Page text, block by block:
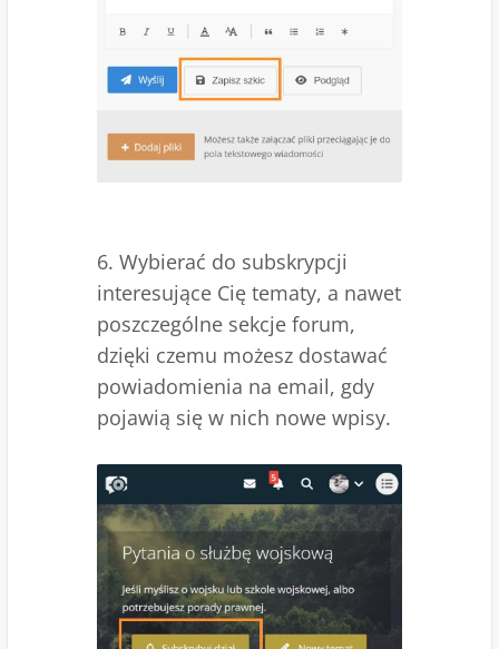
6. Wybierać do subskrypcji
interesujące Cię tematy, a nawet
poszczególne sekcje forum,
dzięki czemu możesz dostawać
powiadomienia na email, gdy
pojawią się w nich nowe wpisy.